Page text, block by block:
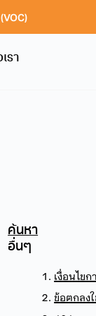
รา
ค้นหา
อื่นๆ
เงื่อนไขก
ข้อตกลง